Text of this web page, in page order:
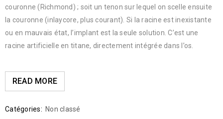
couronne (Richmond) ; soit un tenon sur lequel on scelle ensuite
la couronne (inlaycore, plus courant). Si la racine est inexistante
ou en mauvais état, l’implant est la seule solution. C’est une
racine artificielle en titane, directement intégrée dans l’os.
READ MORE
Catégories: Non classé